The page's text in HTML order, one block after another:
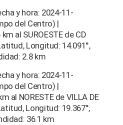
y hora: 2024-11-
del Centro) |
al SUROESTE de CD
Longitud: 14.091°,
2.8 km
y hora: 2024-11-
del Centro) |
al NORESTE de VILLA DE
Longitud: 19.367°,
36.1 km